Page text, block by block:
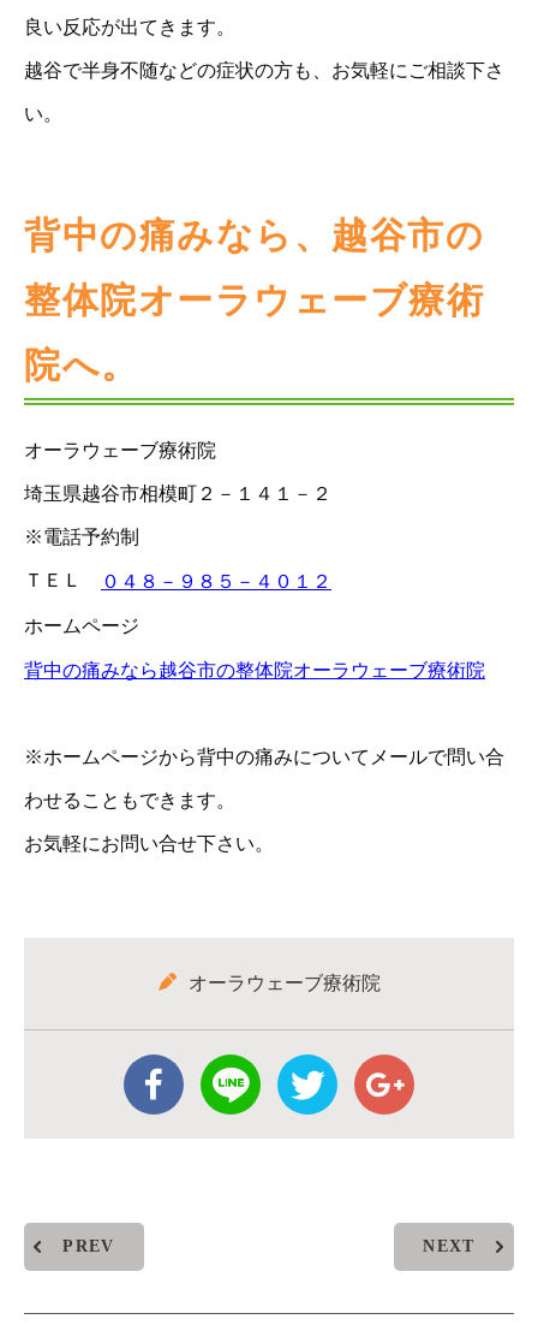
良い反応が出てきます。
越谷で半身不随などの症状の方も、お気軽にご相談下さ
い。
背中の痛みなら、越谷市の
整体院オーラウェーブ療術
院へ。
オーラウェーブ療術院
埼玉県越谷市相模町２－１４１－２
※電話予約制
ＴＥＬ ０４８－９８５－４０１２
ホームページ
背中の痛みなら越谷市の整体院オーラウェーブ療術院
※ホームページから背中の痛みについてメールで問い合
わせることもできます。
お気軽にお問い合せ下さい。
オーラウェーブ療術院
PREV NEXT